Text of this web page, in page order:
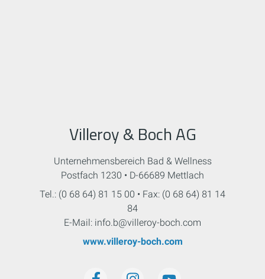
Villeroy & Boch AG
Unternehmensbereich Bad & Wellness
Postfach 1230 • D-66689 Mettlach
Tel.: (0 68 64) 81 15 00 • Fax: (0 68 64) 81 14
84
E-Mail: info.b@villeroy-boch.com
www.villeroy-boch.com